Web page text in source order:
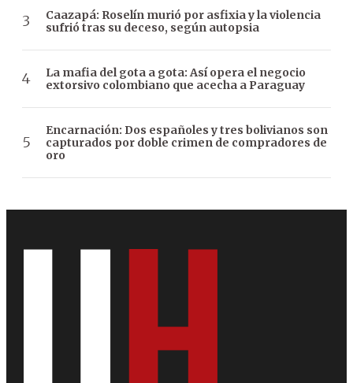
Caazapá: Roselín murió por asfixia y la violencia
sufrió tras su deceso, según autopsia
La mafia del gota a gota: Así opera el negocio
extorsivo colombiano que acecha a Paraguay
Encarnación: Dos españoles y tres bolivianos son
capturados por doble crimen de compradores de
oro